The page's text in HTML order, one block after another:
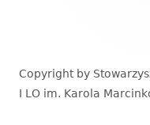
Copyright by
I LO im. Karola